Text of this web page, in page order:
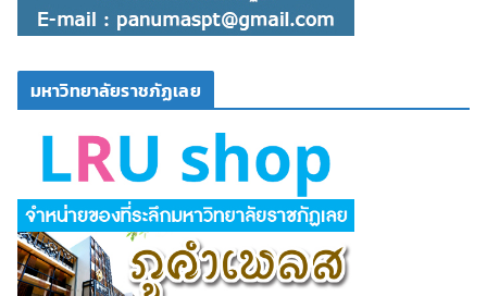
มหาวิทยาลัยราชภัฏเลย